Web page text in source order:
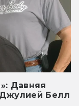
Давняя
Белл